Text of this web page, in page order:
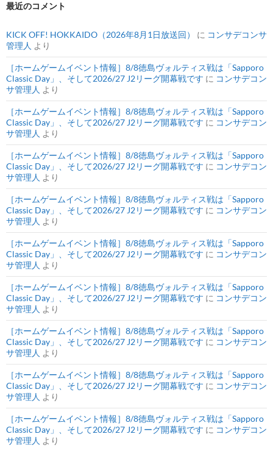
最近のコメント
KICK OFF! HOKKAIDO（2026年8月1日放送回） に コンサデコンサ
管理人 より
［ホームゲームイベント情報］8/8徳島ヴォルティス戦は「Sapporo
Classic Day」、そして2026/27 J2リーグ開幕戦です に コンサデコン
サ管理人 より
［ホームゲームイベント情報］8/8徳島ヴォルティス戦は「Sapporo
Classic Day」、そして2026/27 J2リーグ開幕戦です に コンサデコン
サ管理人 より
［ホームゲームイベント情報］8/8徳島ヴォルティス戦は「Sapporo
Classic Day」、そして2026/27 J2リーグ開幕戦です に コンサデコン
サ管理人 より
［ホームゲームイベント情報］8/8徳島ヴォルティス戦は「Sapporo
Classic Day」、そして2026/27 J2リーグ開幕戦です に コンサデコン
サ管理人 より
［ホームゲームイベント情報］8/8徳島ヴォルティス戦は「Sapporo
Classic Day」、そして2026/27 J2リーグ開幕戦です に コンサデコン
サ管理人 より
［ホームゲームイベント情報］8/8徳島ヴォルティス戦は「Sapporo
Classic Day」、そして2026/27 J2リーグ開幕戦です に コンサデコン
サ管理人 より
［ホームゲームイベント情報］8/8徳島ヴォルティス戦は「Sapporo
Classic Day」、そして2026/27 J2リーグ開幕戦です に コンサデコン
サ管理人 より
［ホームゲームイベント情報］8/8徳島ヴォルティス戦は「Sapporo
Classic Day」、そして2026/27 J2リーグ開幕戦です に コンサデコン
サ管理人 より
［ホームゲームイベント情報］8/8徳島ヴォルティス戦は「Sapporo
Classic Day」、そして2026/27 J2リーグ開幕戦です に コンサデコン
サ管理人 より